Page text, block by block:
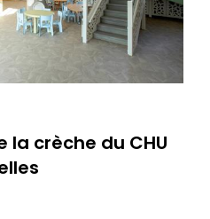
crèche du CHU